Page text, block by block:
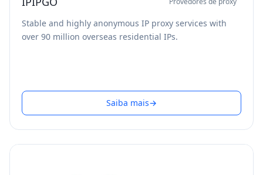
Stable and highly anonymous IP proxy services with
over 90 million overseas residential IPs.
Saiba mais→